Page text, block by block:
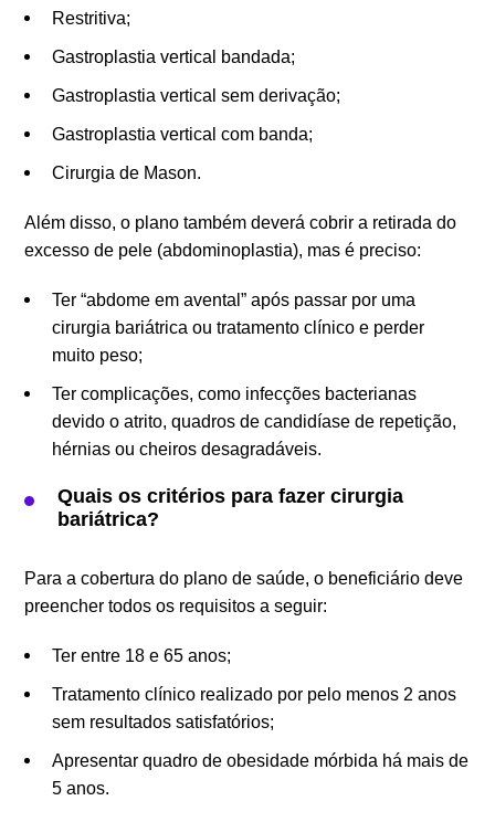
Restritiva;
Gastroplastia vertical bandada;
Gastroplastia vertical sem derivação;
Gastroplastia vertical com banda;
Cirurgia de Mason.
Além disso, o plano também deverá cobrir a retirada do
excesso de pele (abdominoplastia), mas é preciso:
Ter “abdome em avental” após passar por uma
cirurgia bariátrica ou tratamento clínico e perder
muito peso;
Ter complicações, como infecções bacterianas
devido o atrito, quadros de candidíase de repetição,
hérnias ou cheiros desagradáveis.
Quais os critérios para fazer cirurgia
bariátrica?
Para a cobertura do plano de saúde, o beneficiário deve
preencher todos os requisitos a seguir:
Ter entre 18 e 65 anos;
Tratamento clínico realizado por pelo menos 2 anos
sem resultados satisfatórios;
Apresentar quadro de obesidade mórbida há mais de
5 anos.